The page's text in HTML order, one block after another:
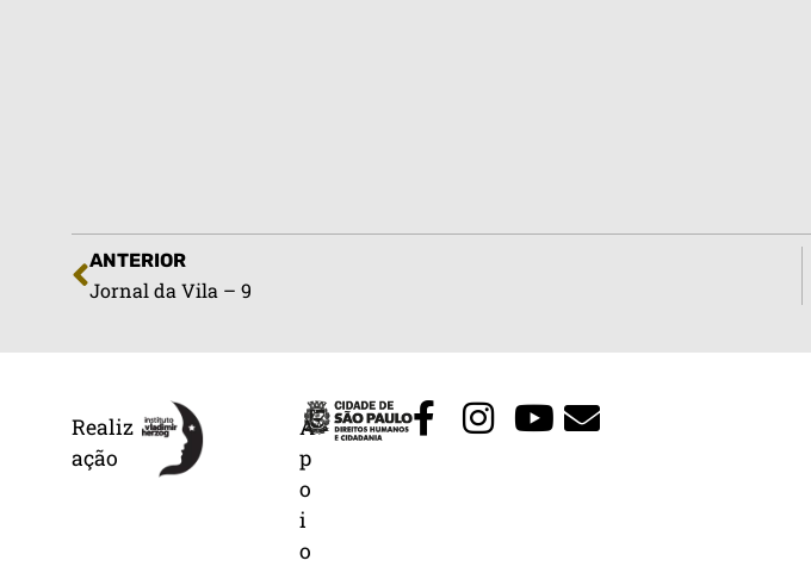
ANTERIOR
Jornal da Vila – 9
Realiz
ação
A
p
o
i
o